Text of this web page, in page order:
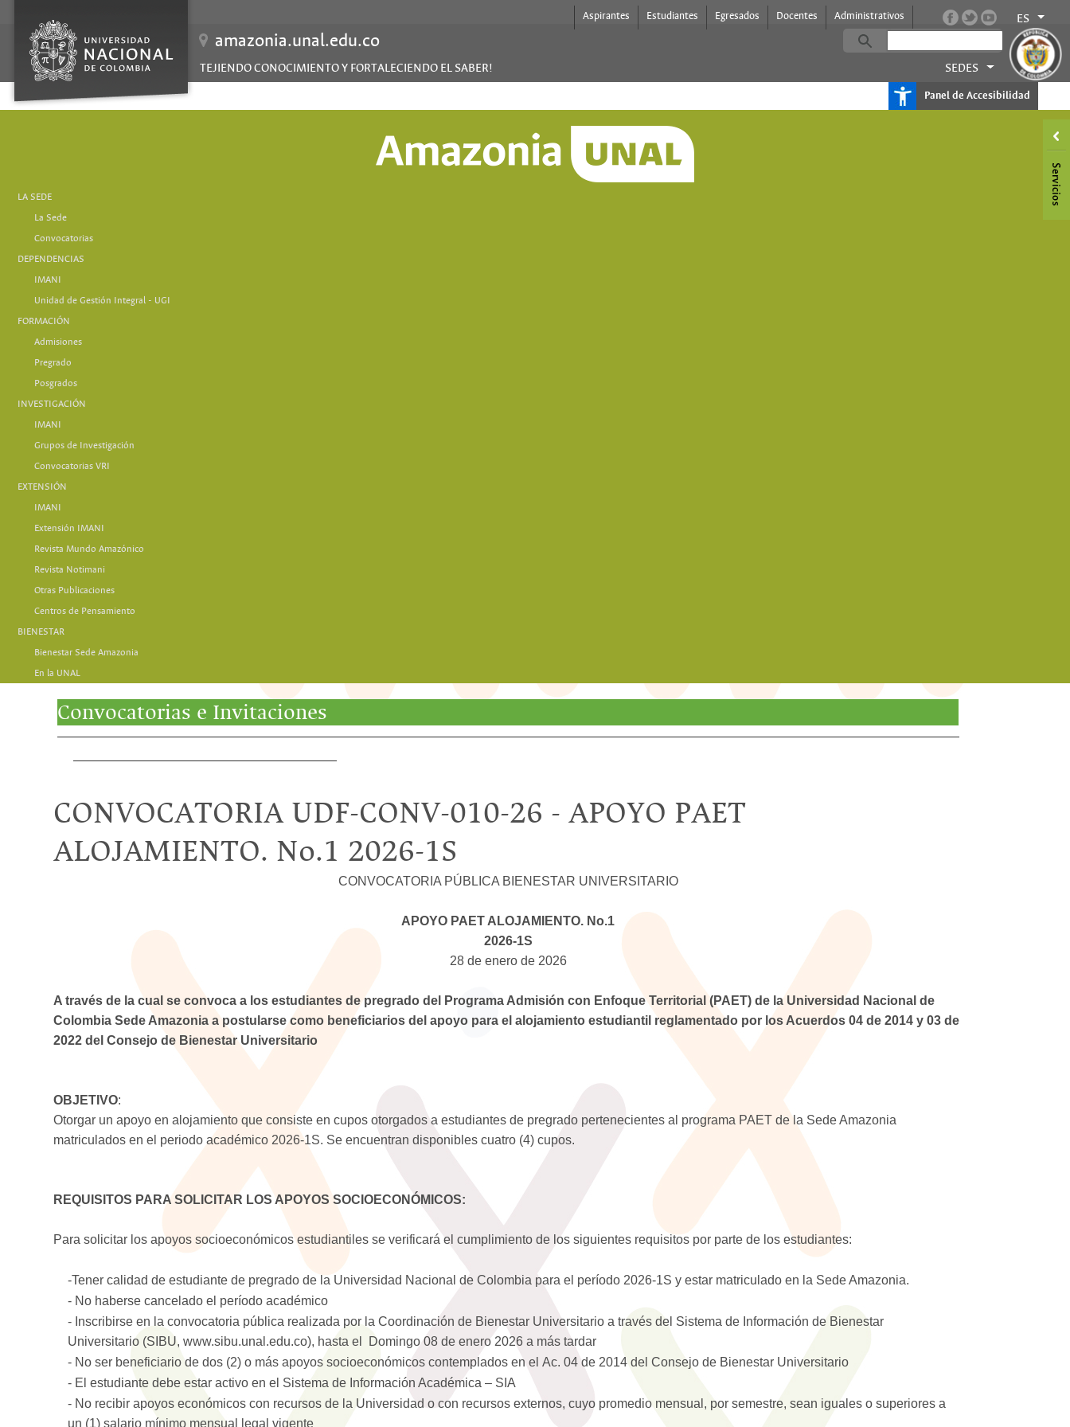
Aspirantes Estudiantes Egresados Docentes Administrativos ES
amazonia.unal.edu.co
TEJIENDO CONOCIMIENTO Y FORTALECIENDO EL SABER! SEDES
Panel de Accesibilidad
LA SEDE
La Sede
Convocatorias
DEPENDENCIAS
IMANI
Unidad de Gestión Integral - UGI
FORMACIÓN
Admisiones
Pregrado
Posgrados
INVESTIGACIÓN
IMANI
Grupos de Investigación
Convocatorias VRI
EXTENSIÓN
IMANI
Extensión IMANI
Revista Mundo Amazónico
Revista Notimani
Otras Publicaciones
Centros de Pensamiento
BIENESTAR
Bienestar Sede Amazonia
En la UNAL
Convocatorias e Invitaciones
CONVOCATORIA UDF-CONV-010-26 - APOYO PAET
ALOJAMIENTO. No.1 2026-1S
CONVOCATORIA PÚBLICA BIENESTAR UNIVERSITARIO
APOYO PAET ALOJAMIENTO. No.1
2026-1S
28 de enero de 2026
A través de la cual se convoca a los estudiantes de pregrado del Programa Admisión con Enfoque Territorial (PAET) de la Universidad Nacional de
Colombia Sede Amazonia a postularse como beneficiarios del apoyo para el alojamiento estudiantil reglamentado por los Acuerdos 04 de 2014 y 03 de
2022 del Consejo de Bienestar Universitario
OBJETIVO:
Otorgar un apoyo en alojamiento que consiste en cupos otorgados a estudiantes de pregrado pertenecientes al programa PAET de la Sede Amazonia
matriculados en el periodo académico 2026-1S. Se encuentran disponibles cuatro (4) cupos.
REQUISITOS PARA SOLICITAR LOS APOYOS SOCIOECONÓMICOS:
Para solicitar los apoyos socioeconómicos estudiantiles se verificará el cumplimiento de los siguientes requisitos por parte de los estudiantes:
-Tener calidad de estudiante de pregrado de la Universidad Nacional de Colombia para el período 2026-1S y estar matriculado en la Sede Amazonia.
- No haberse cancelado el período académico
- Inscribirse en la convocatoria pública realizada por la Coordinación de Bienestar Universitario a través del Sistema de Información de Bienestar
Universitario (SIBU, www.sibu.unal.edu.co), hasta el Domingo 08 de enero 2026 a más tardar
- No ser beneficiario de dos (2) o más apoyos socioeconómicos contemplados en el Ac. 04 de 2014 del Consejo de Bienestar Universitario
- El estudiante debe estar activo en el Sistema de Información Académica – SIA
- No recibir apoyos económicos con recursos de la Universidad o con recursos externos, cuyo promedio mensual, por semestre, sean iguales o superiores a
un (1) salario mínimo mensual legal vigente